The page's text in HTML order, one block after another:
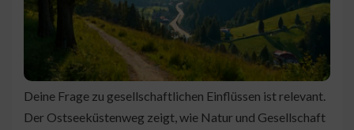
Deine Frage zu gesellschaftlichen Einflüssen ist relevant.
Der Ostseeküstenweg zeigt, wie Natur und Gesellschaft